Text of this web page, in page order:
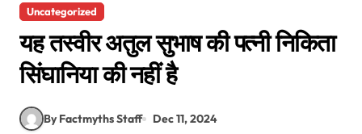
Uncategorized
यह तस्वीर अतुल सुभाष की पत्नी निकिता
सिंघानिया की नहीं है
By Factmyths Staff Dec 11, 2024